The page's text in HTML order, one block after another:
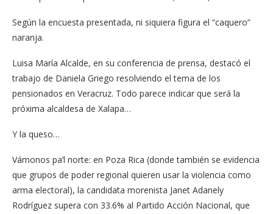
Según la encuesta presentada, ni siquiera figura el “caquero”
naranja.
Luisa María Alcalde, en su conferencia de prensa, destacó el
trabajo de Daniela Griego resolviendo el tema de los
pensionados en Veracruz. Todo parece indicar que será la
próxima alcaldesa de Xalapa…
Y la queso…
Vámonos pa’l norte: en Poza Rica (donde también se evidencia
que grupos de poder regional quieren usar la violencia como
arma electoral), la candidata morenista Janet Adanely
Rodríguez supera con 33.6% al Partido Acción Nacional, que